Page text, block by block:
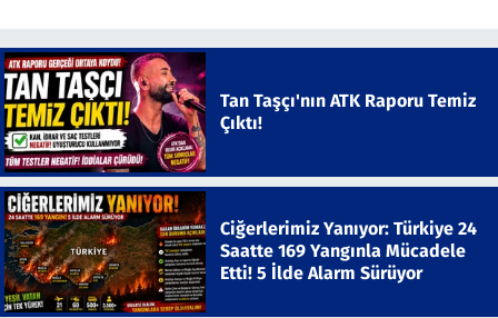
Tan Taşçı'nın ATK Raporu Temiz
Çıktı!
Ciğerlerimiz Yanıyor: Türkiye 24
Saatte 169 Yangınla Mücadele
Etti! 5 İlde Alarm Sürüyor